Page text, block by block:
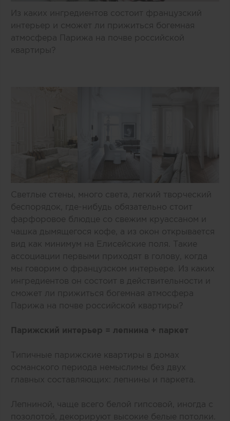
Из каких ингредиентов состоит французский
интерьер и сможет ли прижиться богемная
атмосфера Парижа на почве российской
квартиры?
Светлые стены, много света, легкий творческий
беспорядок, где-нибудь обязательно стоит
фарфоровое блюдце со свежим круассаном и
чашка дымящегося кофе, а из окон открывается
вид как минимум на Елисейские поля. Такие
ассоциации первыми приходят в голову, когда
мы говорим о французском интерьере. Из каких
ингредиентов он состоит в действительности и
сможет ли прижиться богемная атмосфера
Парижа на почве российской квартиры?
Парижский интерьер = лепнина + паркет
Типичные парижские квартиры в домах
османского периода немыслимы без двух
главных составляющих: лепнины и паркета.
Лепниной, чаще всего белой гипсовой, иногда с
позолотой, декорируют высокие белые потолки.